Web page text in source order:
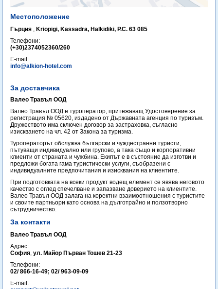
Местоположение
Гърция , Kriopigi, Kassadra, Halkidiki, P.C. 63 085
Телефони:
(+30)2374052360/260
E-mail:
info@alkion-hotel.com
За доставчика
Валео Травъл ООД
Валео Травъл ООД е туроператор, притежаващ Удостоверение за
регистрация № 05620, издадено от Държавната агенция по туризъм.
Дружеството има сключен договор за застраховка, съгласно
изискването на чл. 42 от Закона за туризма.
Туроператорът обслужва български и чуждестранни туристи,
пътуващи индивидуално или групово, а така също и корпоративни
клиенти от страната и чужбина. Екипът е в състояние да изготви и
предложи богата гама туристически услуги, съобразени с
индивидуалните предпочитания и изисквания на клиентите.
При подготовката на всеки продукт водещ елемент се явява неговото
качество с оглед спечелване и запазване доверието на клиентите.
Валео Травъл ООД залага на коректни взаимоотношения с туристите
и своите партньори като основа на дълготрайно и ползотворно
сътрудничество.
За контакти
Валео Травъл ООД
Адрес:
София, ул. Майор Първан Тошев 21-23
Телефони:
02/ 866-16-49; 02/ 963-09-09
E-mail: